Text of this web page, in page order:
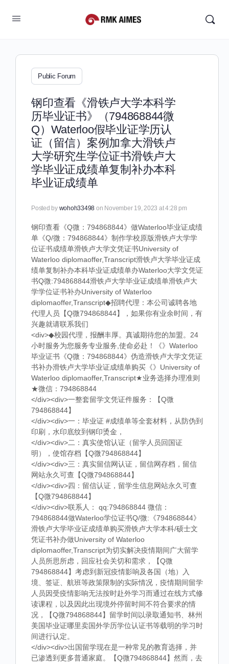
Public Forum
钢印查看《滑铁卢大学本科学
历毕业证书》（794868844微
Q）Waterloo假毕业证学历认
证（留信）案例加拿大滑铁卢
大学研究生学位证书滑铁卢大
学毕业证成绩单复制补办本科
毕业证成绩单
Posted by wohoh33498 on November 19, 2023 at 4:28 pm
钢印查看《Q微：794868844》做Waterloo毕业证成绩
单《Q/微：794868844》制作学校原版滑铁卢大学学
位证书成绩单滑铁卢大学文凭证书University of
Waterloo diplomaoffer,Transcript滑铁卢大学毕业证成
绩单复制补办本科毕业证成绩单办Waterloo大学文凭证
书Q微:794868844滑铁卢大学毕业证成绩单滑铁卢大
学学位证书补办University of Waterloo
diplomaoffer,Transcript◆招聘代理：本公司诚聘各地
代理人员【Q微794868844】，如果你有业余时间，有
兴趣就请联系我们
<div>◆校园代理，报酬丰厚。真诚期待您的加盟。24
小时服务为您服务专业服务,使命必赴！《》Waterloo
毕业证书《Q微：794868844》伪造滑铁卢大学文凭证
书补办滑铁卢大学毕业证成绩单购买《》University of
Waterloo diplomaoffer,Transcript★业务选择办理准则
★微信：794868844
</div><div>一整套留学文凭证件服务：【Q微
794868844】
</div><div>一：毕业证 #成绩单等全套材料，从防伪到
印刷，水印底纹到钢印烫金，
</div><div>二：真实使馆认证（留学人员回国证
明），使馆存档【Q微794868844】
</div><div>三：真实留信网认证，留信网存档，留信
网站永久可查【Q微794868844】
</div><div>四：留信认证，留学生信息网站永久可查
【Q微794868844】
</div><div>联系人： qq:794868844 微信：
794868844做Waterloo学位证书Q/微:《794868844》
滑铁卢大学毕业证成绩单购买滑铁卢大学本科/硕士文
凭证书补办做University of Waterloo
diplomaoffer,Transcript为切实解决疫情期间广大留学
人员所思所虑，回应社会关切和需求，【Q微
794868844】考虑到新冠疫情影响及各国（地）入
境、签证、航班等政策限制的实际情况，疫情期间留学
人员因受疫情影响无法按时赴外学习而通过在线方式修
读课程，以及因此出现境外停留时间不符合要求的情
况，【Q微794868844】留学时间以录取通知书、林州
美国毕业证哪里卖国外学历学位认证书等载明的学习时
间进行认定。
</div><div>出国留学现在是一种常见的教育选择，并
已渗透到更多普通家庭。【Q微794868844】然而，去